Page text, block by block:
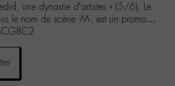
une dynastie d’artistes » (5/6). Le
le nom de scène -M-, est un promo…